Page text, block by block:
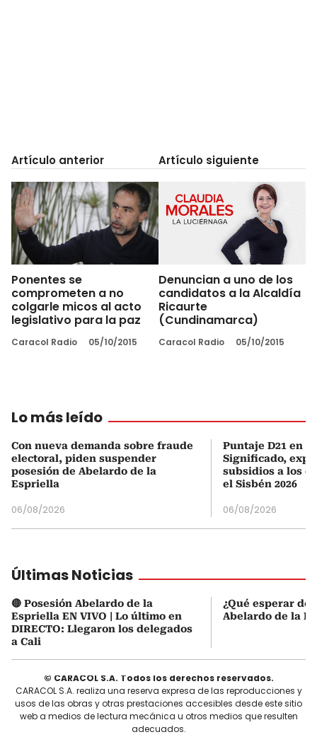
Artículo anterior
Ponentes se
comprometen a no
colgarle micos al acto
legislativo para la paz
Caracol Radio 05/10/2015
Artículo siguiente
Denuncian a uno de los
candidatos a la Alcaldía
Ricaurte
(Cundinamarca)
Caracol Radio 05/10/2015
Lo más leído
Con nueva demanda sobre fraude
electoral, piden suspender
posesión de Abelardo de la
Espriella
06/08/2026
Puntaje D21 en
Significado,
subsidios a los
el Sisbén 2026
06/08/2026
Últimas Noticias
🔴 Posesión Abelardo de la
Espriella EN VIVO | Lo último en
DIRECTO: Llegaron los delegados
a Cali
¿Qué esperar de
Abelardo de la
© CARACOL S.A. Todos los derechos reservados.
CARACOL S.A. realiza una reserva expresa de las reproducciones y
usos de las obras y otras prestaciones accesibles desde este sitio
web a medios de lectura mecánica u otros medios que resulten
adecuados.